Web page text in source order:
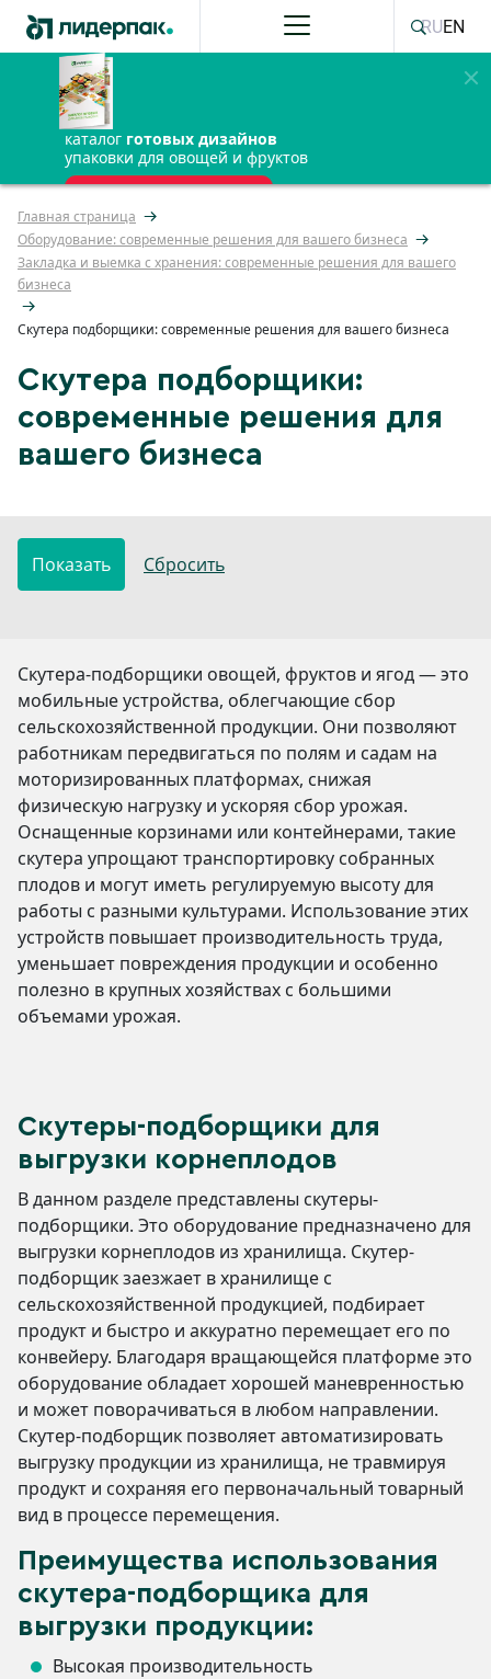
каталог готовых дизайнов
упаковки для овощей и фруктов
ПОЛУЧИТЬ БЕСПЛАТНО
RUEN
Главная страница
Оборудование: современные решения для вашего бизнеса
Закладка и выемка с хранения: современные решения для вашего
бизнеса
Скутера подборщики: современные решения для вашего бизнеса
Скутера подборщики:
современные решения для
вашего бизнеса
Скутера-подборщики овощей, фруктов и ягод — это
мобильные устройства, облегчающие сбор
сельскохозяйственной продукции. Они позволяют
работникам передвигаться по полям и садам на
моторизированных платформах, снижая
физическую нагрузку и ускоряя сбор урожая.
Оснащенные корзинами или контейнерами, такие
скутера упрощают транспортировку собранных
плодов и могут иметь регулируемую высоту для
работы с разными культурами. Использование этих
устройств повышает производительность труда,
уменьшает повреждения продукции и особенно
полезно в крупных хозяйствах с большими
объемами урожая.
Скутеры-подборщики для
выгрузки корнеплодов
В данном разделе представлены скутеры-
подборщики. Это оборудование предназначено для
выгрузки корнеплодов из хранилища. Скутер-
подборщик заезжает в хранилище с
сельскохозяйственной продукцией, подбирает
продукт и быстро и аккуратно перемещает его по
конвейеру. Благодаря вращающейся платформе это
оборудование обладает хорошей маневренностью
и может поворачиваться в любом направлении.
Скутер-подборщик позволяет автоматизировать
выгрузку продукции из хранилища, не травмируя
продукт и сохраняя его первоначальный товарный
вид в процессе перемещения.
Преимущества использования
скутера-подборщика для
выгрузки продукции:
Высокая производительность